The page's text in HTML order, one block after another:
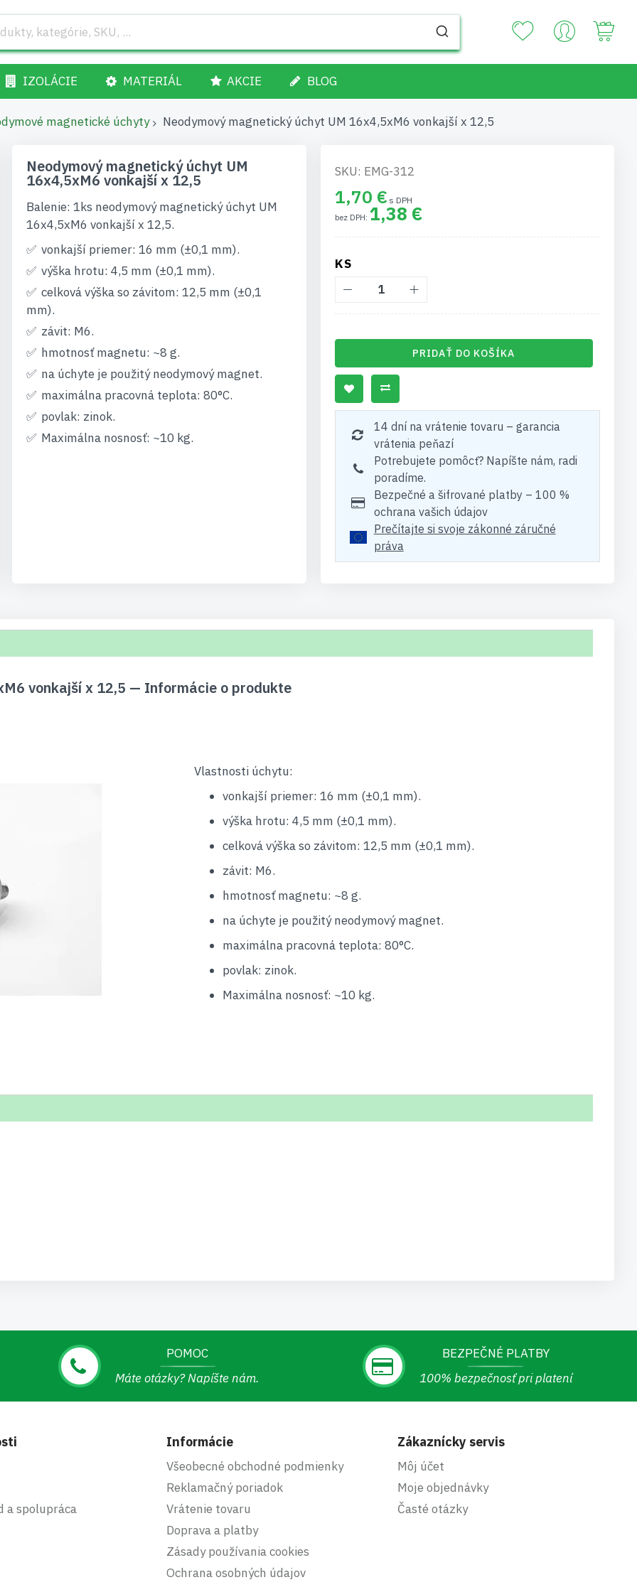
IZOLÁCIE MATERIÁL AKCIE BLOG
magnetické úchyty Neodymový magnetický úchyt UM 16x4,5xM6 vonkajší x 12,5
Neodymový magnetický úchyt UM
16x4,5xM6 vonkajší x 12,5
Balenie: 1ks neodymový magnetický úchyt UM
16x4,5xM6 vonkajší x 12,5.
vonkajší priemer: 16 mm (±0,1 mm).
výška hrotu: 4,5 mm (±0,1 mm).
celková výška so závitom: 12,5 mm (±0,1
mm).
závit: M6.
hmotnosť magnetu: ~8 g.
na úchyte je použitý neodymový magnet.
maximálna pracovná teplota: 80°C.
povlak: zinok.
Maximálna nosnosť: ~10 kg.
SKU: EMG-312
1,70 €
1,38 €
KS
PRIDAŤ DO KOŠÍKA
14 dní na vrátenie tovaru – garancia
vrátenia peňazí
Potrebujete pomôcť? Napíšte nám, radi
poradíme.
Bezpečné a šifrované platby – 100 %
ochrana vašich údajov
Prečítajte si svoje zákonné záručné
práva
vonkajší x 12,5 — Informácie o produkte
Vlastnosti úchytu:
vonkajší priemer: 16 mm (±0,1 mm).
výška hrotu: 4,5 mm (±0,1 mm).
celková výška so závitom: 12,5 mm (±0,1 mm).
závit: M6.
hmotnosť magnetu: ~8 g.
na úchyte je použitý neodymový magnet.
maximálna pracovná teplota: 80°C.
povlak: zinok.
Maximálna nosnosť: ~10 kg.
POMOC
Máte otázky? Napíšte nám.
BEZPEČNÉ PLATBY
100% bezpečnosť pri platení
a spolupráca
Informácie
Všeobecné obchodné podmienky
Reklamačný poriadok
Vrátenie tovaru
Doprava a platby
Zásady používania cookies
Ochrana osobných údajov
Zákaznícky servis
Môj účet
Moje objednávky
Časté otázky